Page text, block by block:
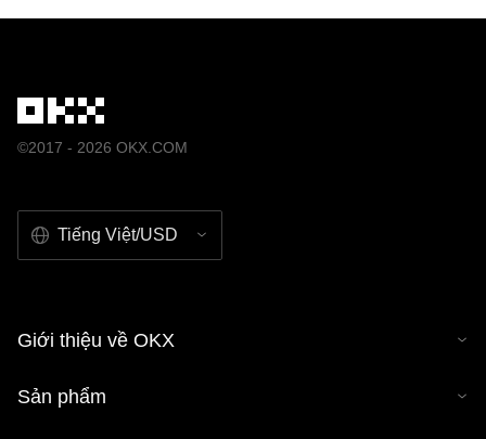
©2017 - 2026 OKX.COM
Tiếng Việt/USD
Giới thiệu về OKX
Sản phẩm